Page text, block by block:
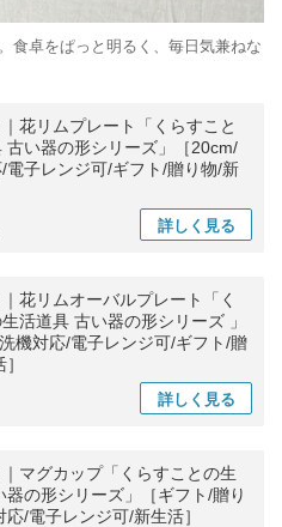
食卓をぱっと明るく、毎日気兼ねな
花リムプレート「くらすこと
古い器の形シリーズ」［20cm/
電子レンジ可/ギフト/贈り物/新
詳しく 見る
花リムオーバルプレート「く
活道具 古い器の形シリーズ 」
洗機対応/電子レンジ可/ギフト/贈
詳しく 見る
｜マグカップ「くらすことの生
器の形シリーズ」［ギフト/贈り
/電子レンジ可/新生活］